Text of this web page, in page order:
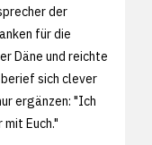
der
für die
Däne und reichte
sich clever
ergänzen: "Ich
Euch."